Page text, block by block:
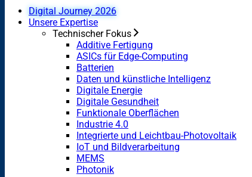
Digital Journey 2026
Unsere Expertise
Technischer Fokus
Additive Fertigung
ASICs für Edge-Computing
Batterien
Daten und künstliche Intelligenz
Digitale Energie
Digitale Gesundheit
Funktionale Oberflächen
Industrie 4.0
Integrierte und Leichtbau-Photovoltaik
IoT und Bildverarbeitung
MEMS
Photonik